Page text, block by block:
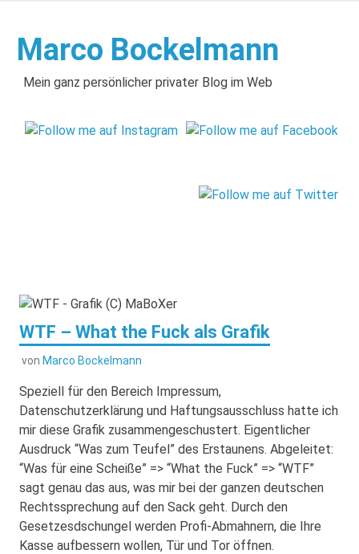
springen
Marco Bockelmann
Mein ganz persönlicher privater Blog im Web
WTF – What the Fuck als Grafik
von Marco Bockelmann
Speziell für den Bereich Impressum,
Datenschutzerklärung und Haftungsausschluss hatte ich
mir diese Grafik zusammengeschustert. Eigentlicher
Ausdruck “Was zum Teufel” des Erstaunens. Abgeleitet:
“Was für eine Scheiße” => “What the Fuck” => “WTF”
sagt genau das aus, was mir bei der ganzen deutschen
Rechtssprechung auf den Sack geht. Durch den
Gesetzesdschungel werden Profi-Abmahnern, die Ihre
Kasse aufbessern wollen, Tür und Tor öffnen.